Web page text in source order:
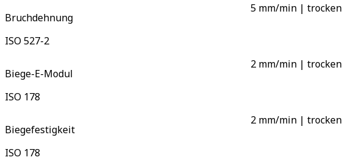
Bruchdehnung
ISO 527-2
5 mm/min | trocken
Biege-E-Modul
ISO 178
2 mm/min | trocken
Biegefestigkeit
ISO 178
2 mm/min | trocken